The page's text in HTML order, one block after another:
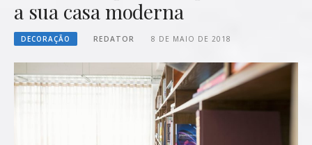
a sua casa moderna
DECORAÇÃO REDATOR 8 DE MAIO DE 2018